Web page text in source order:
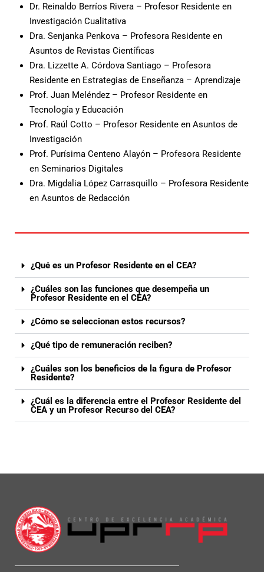
Dr. Reinaldo Berríos Rivera – Profesor Residente en
Investigación Cualitativa
Dra. Senjanka Penkova – Profesora Residente en
Asuntos de Revistas Científicas
Dra. Lizzette A. Córdova Santiago – Profesora
Residente en Estrategias de Enseñanza – Aprendizaje
Prof. Juan Meléndez – Profesor Residente en
Tecnología y Educación
Prof. Raúl Cotto – Profesor Residente en Asuntos de
Investigación
Prof. Purísima Centeno Alayón – Profesora Residente
en Seminarios Digitales
Dra. Migdalia López Carrasquillo – Profesora Residente
en Asuntos de Redacción
¿Qué es un Profesor Residente en el CEA?
¿Cuáles son las funciones que desempeña un
Profesor Residente en el CEA?
¿Cómo se seleccionan estos recursos?
¿Qué tipo de remuneración reciben?
¿Cuáles son los beneficios de la figura de Profesor
Residente?
¿Cuál es la diferencia entre el Profesor Residente del
CEA y un Profesor Recurso del CEA?